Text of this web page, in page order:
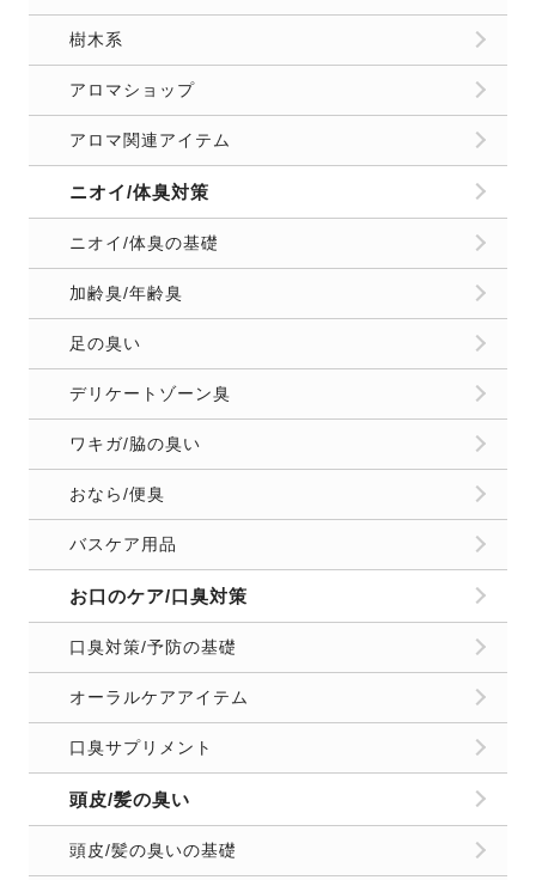
樹木系
アロマショップ
アロマ関連アイテム
ニオイ/体臭対策
ニオイ/体臭の基礎
加齢臭/年齢臭
足の臭い
デリケートゾーン臭
ワキガ/脇の臭い
おなら/便臭
バスケア用品
お口のケア/口臭対策
口臭対策/予防の基礎
オーラルケアアイテム
口臭サプリメント
頭皮/髪の臭い
頭皮/髪の臭いの基礎